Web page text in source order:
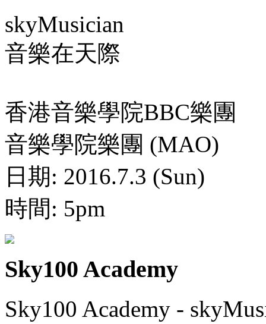
skyMusician
音樂在天際
香港音樂學院BBC樂團
音樂學院樂團 (MAO)
日期: 2016.7.3 (Sun)
時間: 5pm
Sky100 Academy
Sky100 Academy -